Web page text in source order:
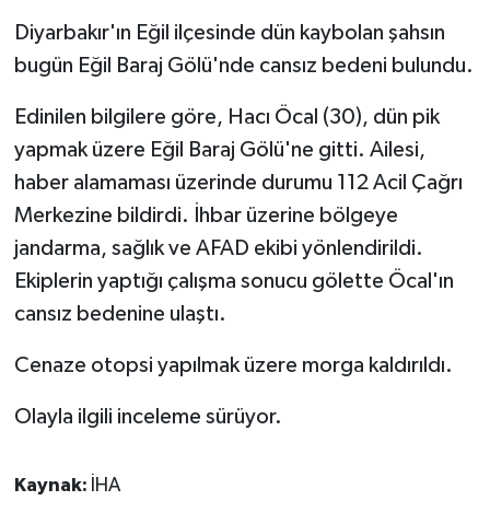
Diyarbakır'ın Eğil ilçesinde dün kaybolan şahsın
bugün Eğil Baraj Gölü'nde cansız bedeni bulundu.
Edinilen bilgilere göre, Hacı Öcal (30), dün pik
yapmak üzere Eğil Baraj Gölü'ne gitti. Ailesi,
haber alamaması üzerinde durumu 112 Acil Çağrı
Merkezine bildirdi. İhbar üzerine bölgeye
jandarma, sağlık ve AFAD ekibi yönlendirildi.
Ekiplerin yaptığı çalışma sonucu gölette Öcal'ın
cansız bedenine ulaştı.
Cenaze otopsi yapılmak üzere morga kaldırıldı.
Olayla ilgili inceleme sürüyor.
Kaynak: İHA
Gayrimenkul
GÜNDEM
HABERDE İNSAN
İNSAN
İş Dünyası
Jandarma
Kadın